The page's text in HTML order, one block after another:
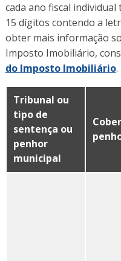
cada ano fiscal
15 dígitos contendo a
obter mais informação
Imposto Imobiliário,
do Imposto Imobiliário.
Tribunal ou
tipo de
sentença ou
penhor
municipal